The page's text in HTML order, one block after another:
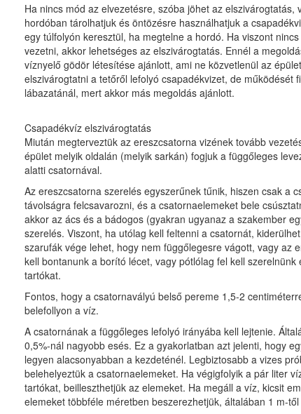
Ha nincs mód az elvezetésre, szóba jöhet az
hordóban tárolhatjuk és öntözésre használhatjuk a
egy túlfolyón keresztül, ha megtelne a hordó. Ha viszont
vezetni, akkor lehetséges az elszivárogtatás. Ennél a
víznyelő gödör létesítése ajánlott, ami ne közvetlenül az
elszivárogtatni a tetőről lefolyó csapadékvizet, de működését
lábazatánál, mert akkor más megoldás ajánlott.
Csapadékvíz elszivárogtatás
Miután megterveztük az ereszcsatorna vizének tovább
épület melyik oldalán (melyik sarkán) fogjuk a függőleges
alatti csatornával.
Az ereszcsatorna szerelés egyszerűnek tűnik, hiszen csak a
távolságra felcsavarozni, és a csatornaelemeket bele
akkor az ács és a bádogos (gyakran ugyanaz a szakember
szerelés. Viszont, ha utólag kell feltenni a csatornát,
szarufák vége lehet, hogy nem függőlegesre vágott, vagy az
kell bontanunk a borító lécet, vagy pótlólag fel kell
tartókat.
Fontos, hogy a csatornavályú belső pereme 1,5-2
belefollyon a víz.
A csatornának a függőleges lefolyó irányába kell lejtenie.
0,5%-nál nagyobb esés. Ez a gyakorlatban azt jelenti, hogy
legyen alacsonyabban a kezdeténél. Legbiztosabb a vizes
belehelyeztük a csatornaelemeket. Ha végigfolyik a pár liter
tartókat, beilleszthetjük az elemeket. Ha megáll a víz, kicsit
elemeket többféle méretben beszerezhetjük, általában 1 m-